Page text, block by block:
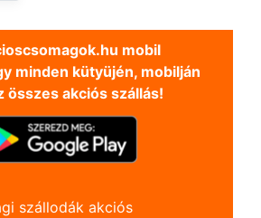
mobil
minden kütyüjén, mobilján
összes akciós szállás!
szállodák akciós